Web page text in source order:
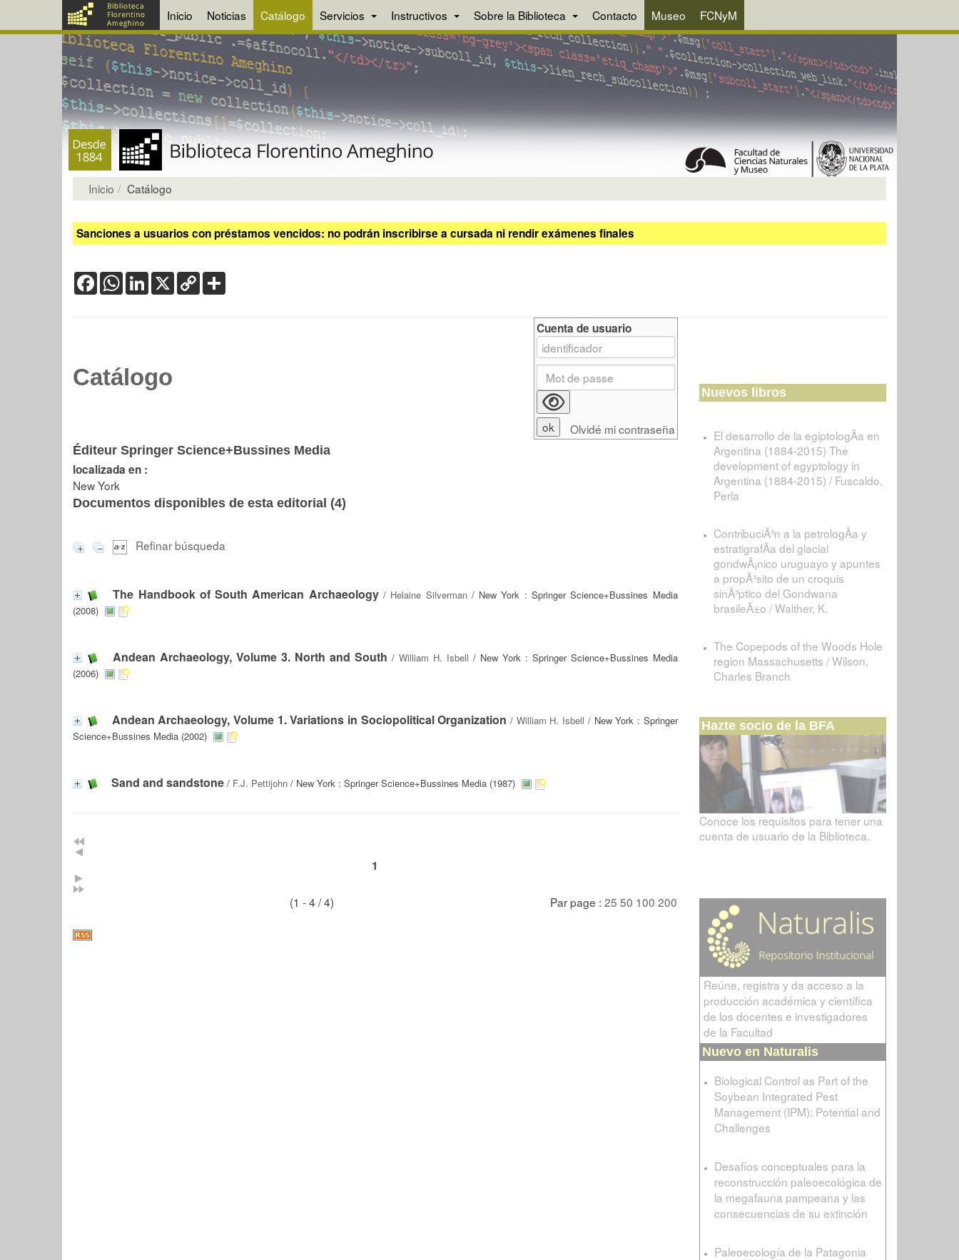
Inicio Noticias Catálogo Servicios Instructivos Sobre la Biblioteca Contacto Museo FCNyM
Inicio Catálogo
Sanciones a usuarios con préstamos vencidos: no podrán inscribirse a cursada ni rendir exámenes finales
FacebookWhatsApp
LinkedIn
X Copy
Link
Catálogo
Éditeur Springer Science+Bussines Media
localizada en :
New York
Documentos disponibles de esta editorial (4)
Refinar búsqueda
The Handbook of South American Archaeology/ Helaine Silverman/ New York : Springer Science+Bussines Media
(2008)
Andean Archaeology, Volume 3. North and South / William H. Isbell / New York : Springer Science+Bussines Media
(2006)
Andean Archaeology, Volume 1. Variations in Sociopolitical Organization / William H. Isbell / New York : Springer
Science+Bussines Media (2002)
Sand and sandstone / F.J. Pettijohn / New York : Springer Science+Bussines Media (1987)
1
(1 - 4 / 4) Par page : 25 50 100 200
Cuenta de usuario
Olvidé mi contraseña
Nuevos libros
El desarrollo de la egiptologÃ­a en
Argentina (1884-2015) The
development of egyptology in
Argentina (1884-2015) / Fuscaldo,
Perla
ContribuciÃ³n a la petrologÃ­a y
estratigrafÃ­a del glacial
gondwÃ¡nico uruguayo y apuntes
a propÃ³sito de un croquis
sinÃ³ptico del Gondwana
brasileÃ±o / Walther, K.
The Copepods of the Woods Hole
region Massachusetts / Wilson,
Charles Branch
Hazte socio de la BFA
Conoce los requisitos para tener una
cuenta de usuario de la Biblioteca.
Reúne, registra y da acceso a la
producción académica y científica
de los docentes e investigadores
de la Facultad
Nuevo en Naturalis
Biological Control as Part of the
Soybean Integrated Pest
Management (IPM): Potential and
Challenges
Desafíos conceptuales para la
reconstrucción paleoecológica de
la megafauna pampeana y las
consecuencias de su extinción
Paleoecología de la Patagonia